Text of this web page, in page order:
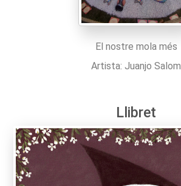
El nostre mola més
Artista: Juanjo Salom
Llibret